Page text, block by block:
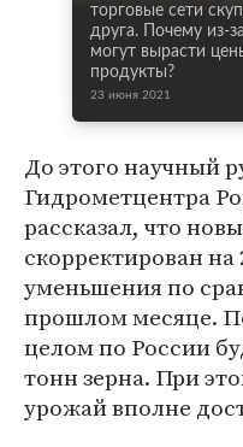
торговые сети
друга. Почему из-
могут вырасти
продукты?
23 июня 2021
До этого научный
Гидрометцентра
рассказал, что
скорректирован
уменьшения по
прошлом месяце.
целом по России
тонн зерна. При
урожай вполне